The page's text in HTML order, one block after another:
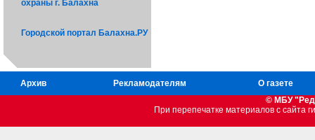
охраны г. Балахна
Городской портал Балахна.РУ
Архив Рекламодателям
О газете
© МБУ
При перепечатке материалов c сайта